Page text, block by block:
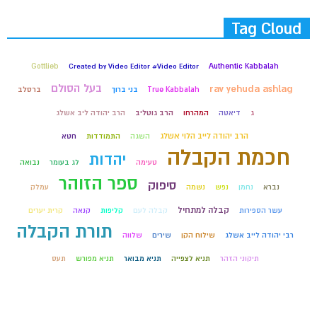
Tag Cloud
Authentic Kabbalah
Created by Video Editor #Video Editor
Gottlieb
rav yehuda ashlag
True Kabbalah בני ברוך בעל הסולם ברסלב
ג דיאטה המהרחו הרב גוטליב הרב יהודה ליב אשלג
הרב יהודה לייב הלוי אשלג השגה התמודדות חטא
חכמת הקבלה טעימה יהדות לג בעומר נבואה
נברא נחמן נפש נשמה סיפוק ספר הזוהר עמלק
עשר הספירות קבלה למתחיל קבלה לעם קליפות קנאה קרית יערים
רבי יהודה לייב אשלג שילוח הקן שירים שלווה תורת הקבלה
תיקוני הזהר תניא לצפייה תניא מבואר תניא מפורש תעס